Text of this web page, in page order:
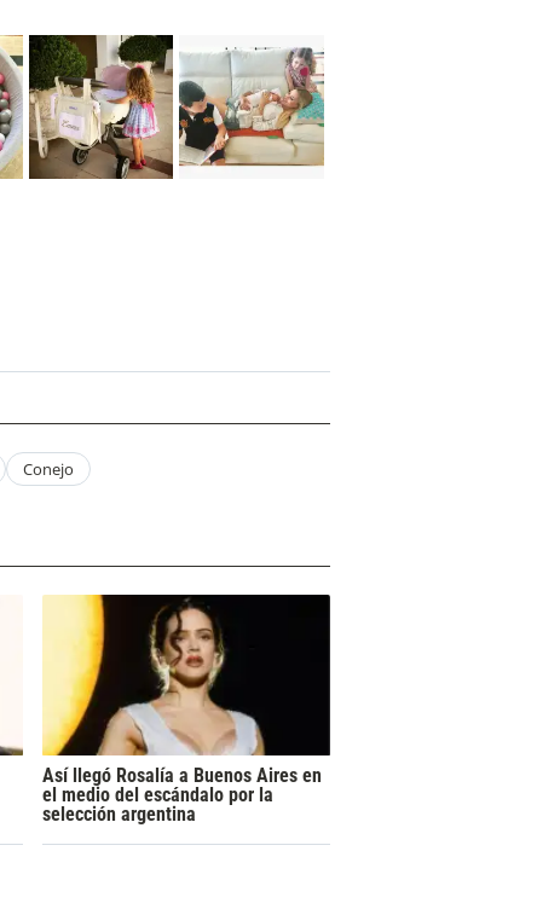
Conejo
Así llegó Rosalía a Buenos Aires en
el medio del escándalo por la
selección argentina